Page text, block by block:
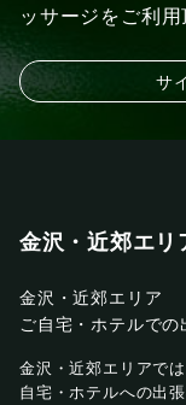
ッサージをご利
サ
金沢・近郊エリ
金沢・近郊エリア
ご自宅・ホテルで
金沢・近郊エリアで
自宅・ホテルへの出